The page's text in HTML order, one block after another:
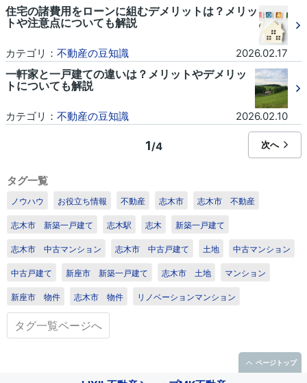
住宅の諸費用をローンに組むデメリットは？メリッ
トや注意点についても解説
カテゴリ： 不動産の豆知識 2026.02.17
一軒家と一戸建ての違いは？メリットやデメリッ
トについても解説
カテゴリ： 不動産の豆知識 2026.02.10
1/4 次へ
タグ一覧
ノウハウ お役立ち情報 不動産 志木市 志木市 不動産
志木市 新築一戸建て 志木駅 志木 新築一戸建て
志木市 中古マンション 志木市 中古戸建て 土地 中古マンション
中古戸建て 新座市 新築一戸建て 志木市 土地 マンション
新座市 物件 志木市 物件 リノベーションマンション
タグ一覧ページへ
ページトップ